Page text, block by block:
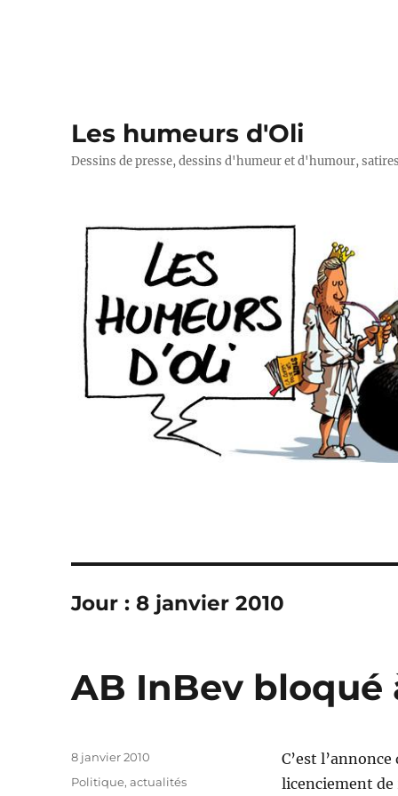
Les humeurs d'Oli
Dessins de presse, dessins d'humeur et d'humour,
Jour :8 janvier 2010
AB InBev
C’est
licenciement de
Publié
8 janvier 2010
Catégories
Politique, actualités